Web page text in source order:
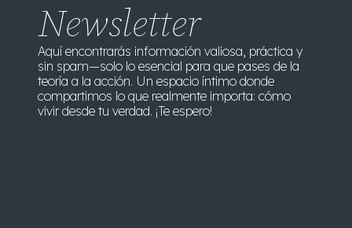
Newsletter
Aquí encontrarás información valiosa, práctica y
sin spam—solo lo esencial para que pases de la
teoría a la acción. Un espacio íntimo donde
compartimos lo que realmente importa: cómo
vivir desde tu verdad. ¡Te espero!